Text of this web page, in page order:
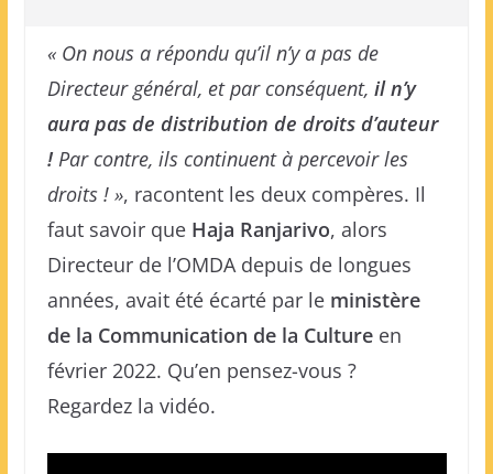
« On nous a répondu qu’il n’y a pas de
Directeur général, et par conséquent, il n’y
aura pas de distribution de droits d’auteur
!Par contre, ils continuent à percevoir les
droits ! », racontent les deux compères. Il
faut savoir que Haja Ranjarivo, alors
Directeur de l’OMDA depuis de longues
années, avait été écarté par le ministère
de la Communication de la Cultureen
février 2022. Qu’en pensez-vous ?
Regardez la vidéo.